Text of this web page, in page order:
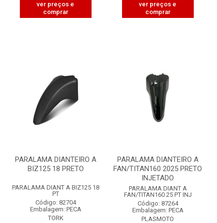
ver preços e
comprar
ver preços e
comprar
PARALAMA DIANTEIRO A
BIZ125 18 PRETO
PARALAMA DIANT A BIZ125 18
PT
Código: 82704
Embalagem: PECA
TORK
PARALAMA DIANTEIRO A
FAN/TITAN160 2025 PRETO
INJETADO
PARALAMA DIANT A
FAN/TITAN160 25 PT INJ
Código: 87264
Embalagem: PECA
PLASMOTO